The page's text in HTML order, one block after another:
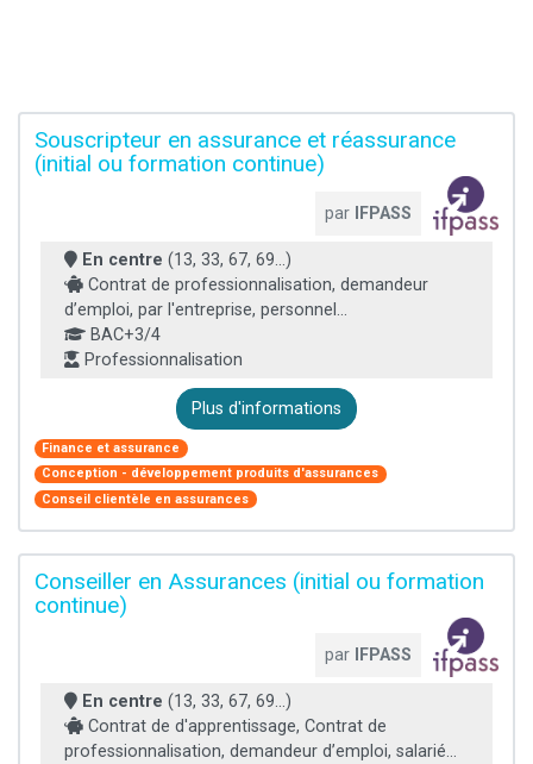
Souscripteur en assurance et réassurance
(initial ou formation continue)
par IFPASS
En centre (13, 33, 67, 69...)
Contrat de professionnalisation, demandeur
d’emploi, par l'entreprise, personnel...
BAC+3/4
Professionnalisation
Plus d'informations
Finance et assurance
Conception - développement produits d'assurances
Conseil clientèle en assurances
Conseiller en Assurances (initial ou formation
continue)
par IFPASS
En centre (13, 33, 67, 69...)
Contrat de d'apprentissage, Contrat de
professionnalisation, demandeur d’emploi, salarié...